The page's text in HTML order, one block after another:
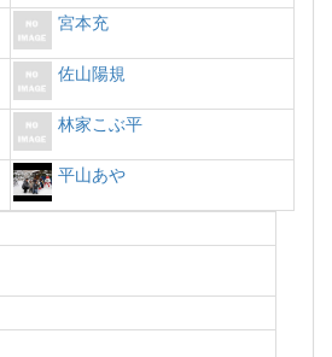
宮本充
佐山陽規
林家こぶ平
平山あや